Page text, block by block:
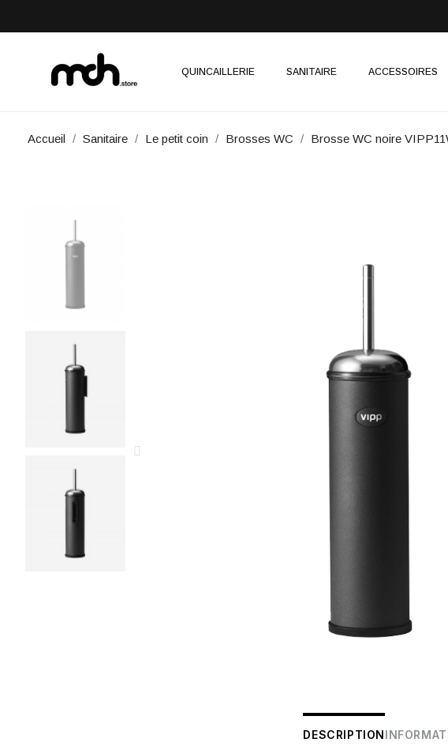
QUINCAILLERIE SANITAIRE ACCESSOIRES
Accueil Sanitaire Le petit coin Brosses WC Brosse WC noire
DESCRIPTION